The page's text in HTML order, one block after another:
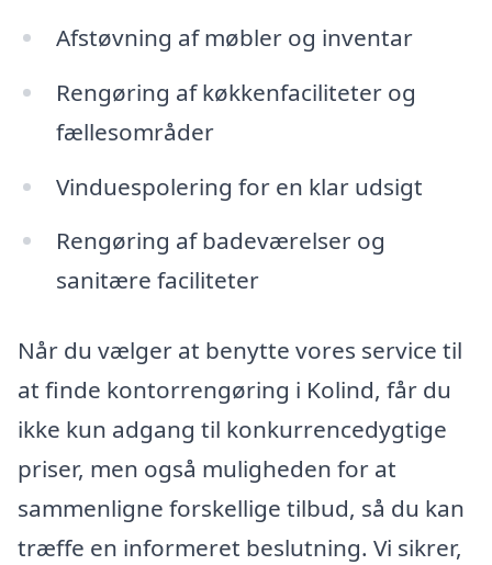
Afstøvning af møbler og inventar
Rengøring af køkkenfaciliteter og
fællesområder
Vinduespolering for en klar udsigt
Rengøring af badeværelser og
sanitære faciliteter
Når du vælger at benytte vores service til
at finde kontorrengøring i Kolind, får du
ikke kun adgang til konkurrencedygtige
priser, men også muligheden for at
sammenligne forskellige tilbud, så du kan
træffe en informeret beslutning. Vi sikrer,